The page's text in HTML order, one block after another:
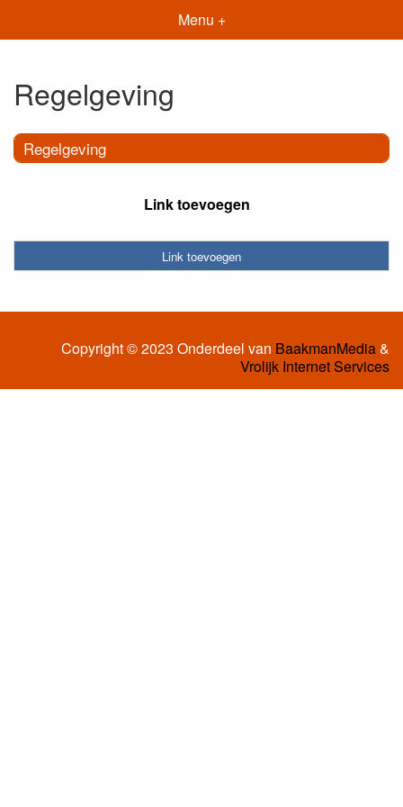
Menu +
Regelgeving
Regelgeving
Link toevoegen
Link toevoegen
Copyright © 2023 Onderdeel van BaakmanMedia&
Vrolijk Internet Services